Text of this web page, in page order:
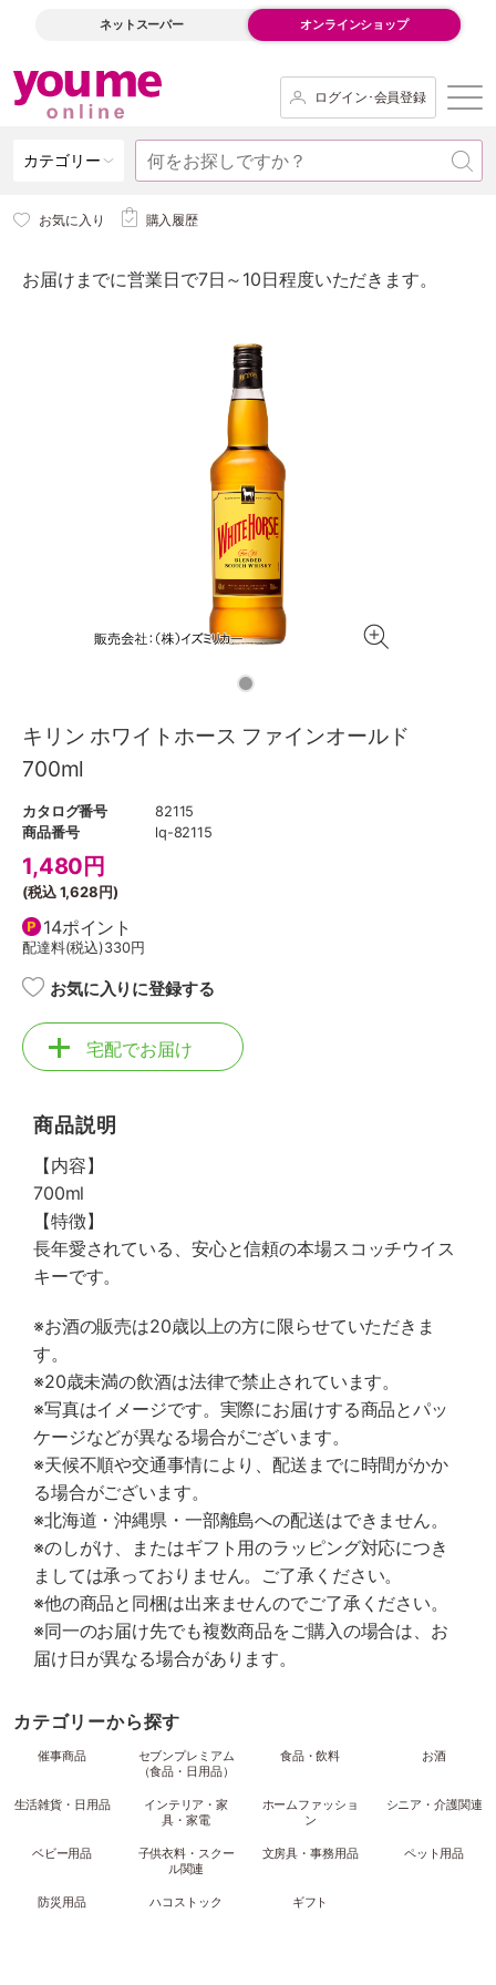
ネットスーパー オンラインショップ
ログイン･会員登録
カテゴリー
お気に入り 購入履歴
お届けまでに営業日で7日～10日程度いただきます。
キリン ホワイトホース ファインオールド
700ml
カタログ番号
82115
商品番号
lq-82115
1,480 円
(税込1,628円)
14ポイント
配達料(税込)330円
お気に入りに登録する
宅配でお届け
商品説明
【内容】
700ml
【特徴】
長年愛されている、安心と信頼の本場スコッチウイス
キーです。
※お酒の販売は20歳以上の方に限らせていただきま
す。
※20歳未満の飲酒は法律で禁止されています。
※写真はイメージです。実際にお届けする商品とパッ
ケージなどが異なる場合がございます。
※天候不順や交通事情により、配送までに時間がかか
る場合がございます。
※北海道・沖縄県・一部離島への配送はできません。
※のしがけ、またはギフト用のラッピング対応につき
ましては承っておりません。ご了承ください。
※他の商品と同梱は出来ませんのでご了承ください。
※同一のお届け先でも複数商品をご購入の場合は、お
届け日が異なる場合があります。
カテゴリーから探す
催事商品
セブンプレミアム
（食品・日用品）
食品・飲料 お酒
生活雑貨・日用品
インテリア・家
具・家電
ホームファッショ
ン
シニア・介護関連
ベビー用品
子供衣料・スクー
ル関連
文房具・事務用品 ペット用品
防災用品 ハコストック ギフト